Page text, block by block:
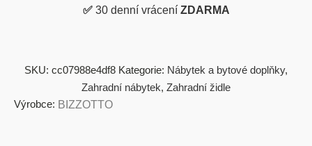
✅ 30 denní vrácení ZDARMA
SKU: cc07988e4df8 Kategorie: Nábytek a bytové doplňky,
Zahradní nábytek, Zahradní židle
Výrobce: BIZZOTTO